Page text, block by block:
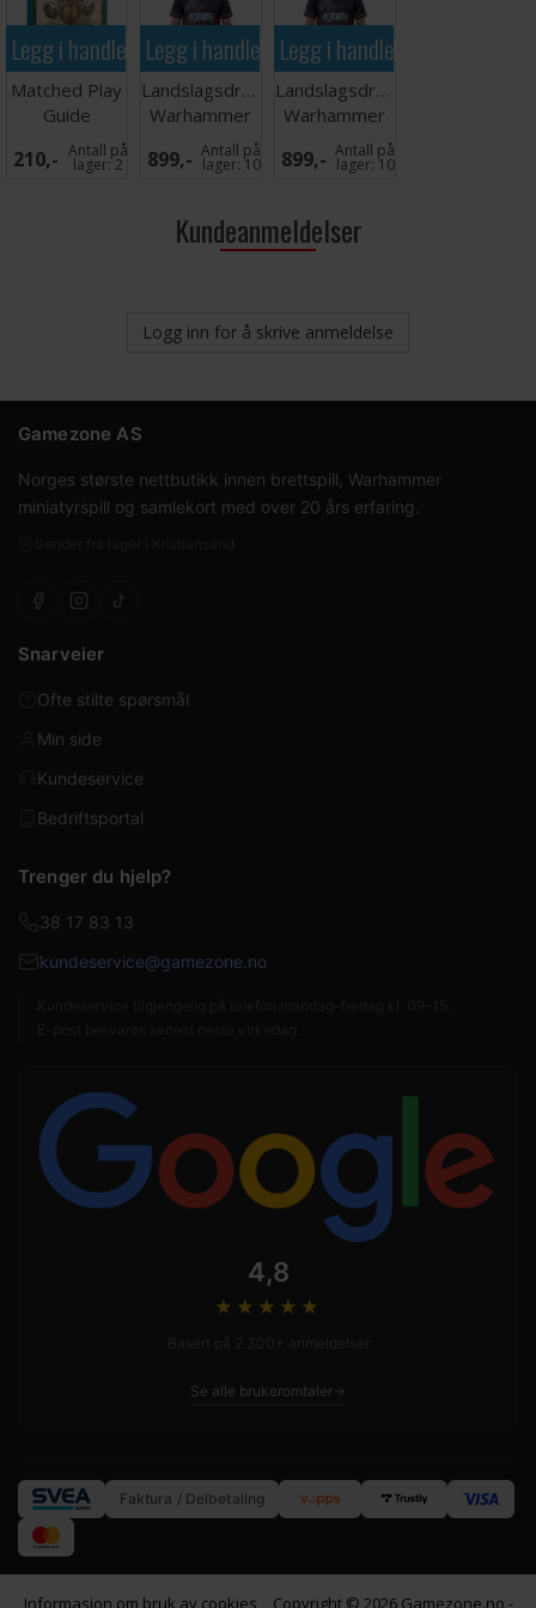
Legg i handlekurven
Matched Play
Guide
210,- Antall på
lager:2
Legg i handlekurven
Landslagsdrakt
Warhammer
2026 Norge
XXL
899,- Antall på
lager: 10
Legg i handlekurven
Landslagsdrakt
Warhammer
2026 Norge L
899,- Antall på
lager: 10
Kundeanmeldelser
Logg inn for å skrive anmeldelse
Gamezone AS
Norges største nettbutikk innen brettspill, Warhammer
miniatyrspill og samlekort med over 20 års erfaring.
Snarveier
Ofte stilte spørsmål
Min side
Kundeservice
Bedriftsportal
Trenger du hjelp?
38 17 83 13
kundeservice@gamezone.no
4,8
★★★★ ★
Se alle brukeromtaler
Faktura / Delbetaling
Informasjon om bruk av cookies Copyright © 2026 Gamezone.no -